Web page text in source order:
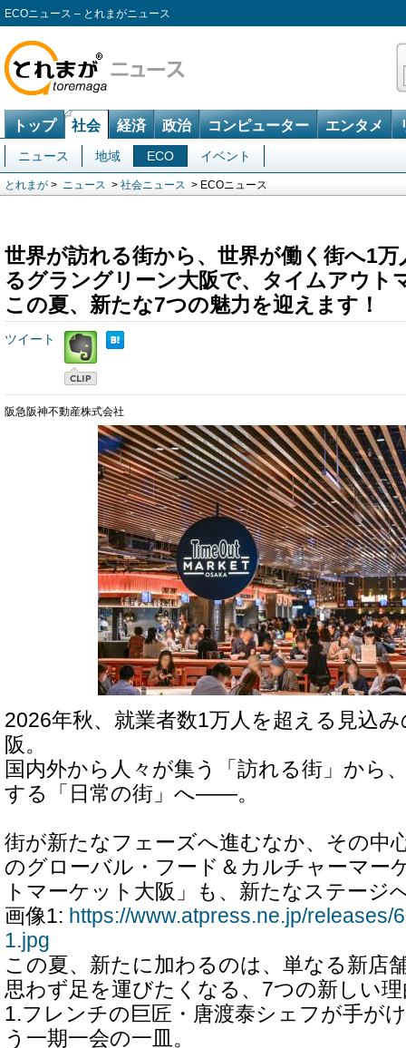
ECOニュース – とれまがニュース
トップ 社会 経済 政治 コンピューター エンタメ
ニュース 地域 ECO イベント
とれまが > ニュース > 社会ニュース > ECOニュース
世界が訪れる街から、世界が働く街へ1
るグラングリーン大阪で、タイムアウト
この夏、新たな7つの魅力を迎えます！
ツイート
阪急阪神不動産株式会社
2026年秋、就業者数1万人を超える見込
阪。
国内外から人々が集う「訪れる街」から
する「日常の街」へ――。
街が新たなフェーズへ進むなか、その中
のグローバル・フード＆カルチャーマー
トマーケット大阪」も、新たなステージ
画像1: https://www.atpress.ne.jp/releases/
1.jpg
この夏、新たに加わるのは、単なる新店
思わず足を運びたくなる、7つの新しい
1.フレンチの巨匠・唐渡泰シェフが手が
う一期一会の一皿。